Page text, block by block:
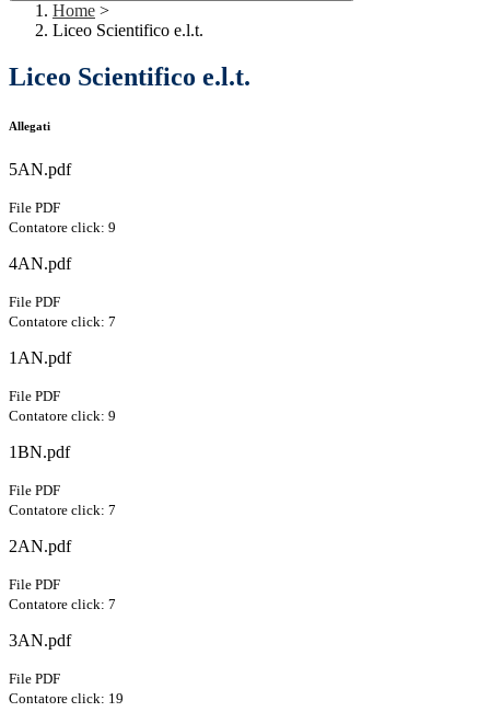
Home >
Liceo Scientifico e.l.t.
Liceo Scientifico e.l.t.
Allegati
5AN.pdf
File PDF
Contatore click: 9
4AN.pdf
File PDF
Contatore click: 7
1AN.pdf
File PDF
Contatore click: 9
1BN.pdf
File PDF
Contatore click: 7
2AN.pdf
File PDF
Contatore click: 7
3AN.pdf
File PDF
Contatore click: 19